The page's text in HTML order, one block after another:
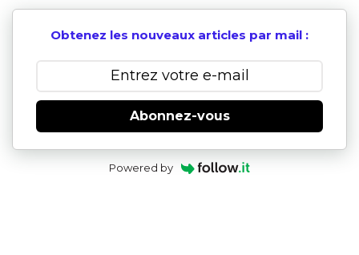
Obtenez les nouveaux articles par mail :
Abonnez-vous
Powered by